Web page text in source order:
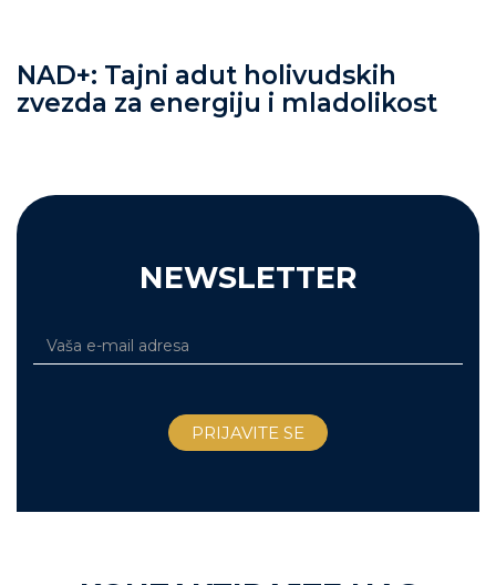
NAD+: Tajni adut holivudskih
zvezda za energiju i mladolikost
NEWSLETTER